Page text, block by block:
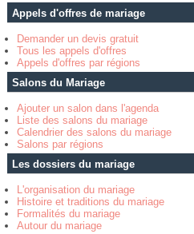
Appels d'offres de mariage
Demander un devis gratuit
Tous les appels d'offres
Appels d'offres par régions
Salons du Mariage
Ajouter un salon dans l'agenda
Liste des salons du mariage
Calendrier des salons du mariage
Salons par régions
Les dossiers du mariage
L'organisation du mariage
Histoire et traditions du mariage
Formalités du mariage
Autour du mariage